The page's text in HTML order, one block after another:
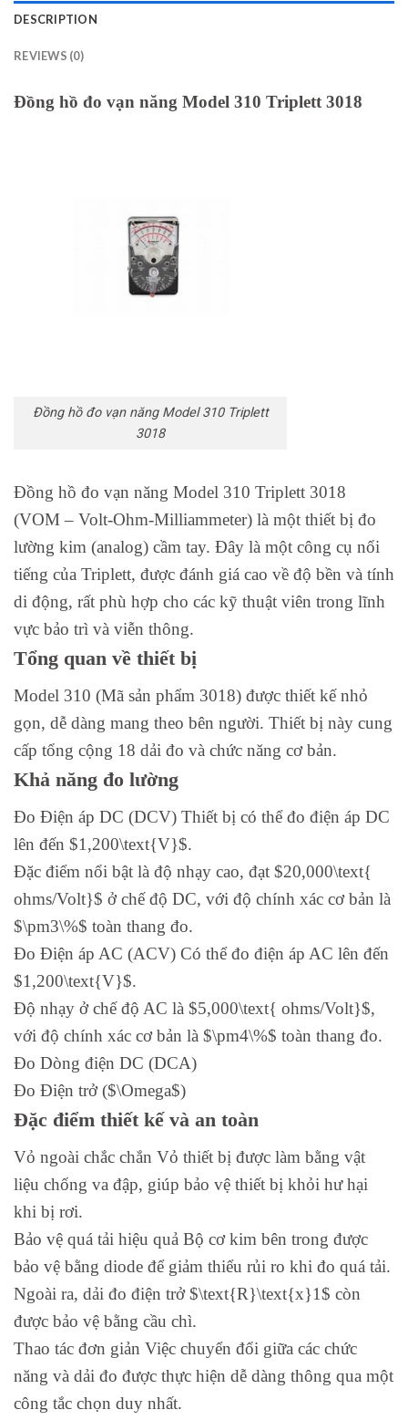
DESCRIPTION
REVIEWS (0)
Đồng hồ đo vạn năng Model 310 Triplett 3018
Đồng hồ đo vạn năng Model 310 Triplett
3018
Đồng hồ đo vạn năng Model 310 Triplett 3018
(VOM – Volt-Ohm-Milliammeter) là một thiết bị đo
lường kim (analog) cầm tay. Đây là một công cụ nổi
tiếng của Triplett, được đánh giá cao về độ bền và tính
di động, rất phù hợp cho các kỹ thuật viên trong lĩnh
vực bảo trì và viễn thông.
Tổng quan về thiết bị
Model 310 (Mã sản phẩm 3018) được thiết kế nhỏ
gọn, dễ dàng mang theo bên người. Thiết bị này cung
cấp tổng cộng 18 dải đo và chức năng cơ bản.
Khả năng đo lường
Đo Điện áp DC (DCV) Thiết bị có thể đo điện áp DC
lên đến $1,200\text{V}$.
Đặc điểm nổi bật là độ nhạy cao, đạt $20,000\text{
ohms/Volt}$ ở chế độ DC, với độ chính xác cơ bản là
$\pm3\%$ toàn thang đo.
Đo Điện áp AC (ACV) Có thể đo điện áp AC lên đến
$1,200\text{V}$.
Độ nhạy ở chế độ AC là $5,000\text{ ohms/Volt}$,
với độ chính xác cơ bản là $\pm4\%$ toàn thang đo.
Đo Dòng điện DC (DCA)
Đo Điện trở ($\Omega$)
Đặc điểm thiết kế và an toàn
Vỏ ngoài chắc chắn Vỏ thiết bị được làm bằng vật
liệu chống va đập, giúp bảo vệ thiết bị khỏi hư hại
khi bị rơi.
Bảo vệ quá tải hiệu quả Bộ cơ kim bên trong được
bảo vệ bằng diode để giảm thiểu rủi ro khi đo quá tải.
Ngoài ra, dải đo điện trở $\text{R}\text{x}1$ còn
được bảo vệ bằng cầu chì.
Thao tác đơn giản Việc chuyển đổi giữa các chức
năng và dải đo được thực hiện dễ dàng thông qua một
công tắc chọn duy nhất.